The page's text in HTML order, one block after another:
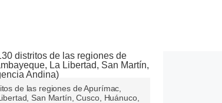
de las regiones de Apurímac,
San Martín, Cusco, Huánuco,